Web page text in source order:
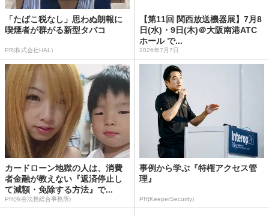
「たばこ税なし」思わぬ朗報に
喫煙者が群がる新型タバコ
PR(株式会社HAL)
【第11回 関西放送機器展】7月8
日(水)・9日(木)＠大阪南港ATC
ホール で...
2026年7月7日
カードローン地獄の人は、消費
者金融が教えない『返済停止し
て減額・免除する方法』で...
PR(渋谷法務総合事務所)
事例から学ぶ『特権アクセス管
理』
PR(KeeperSecurity)